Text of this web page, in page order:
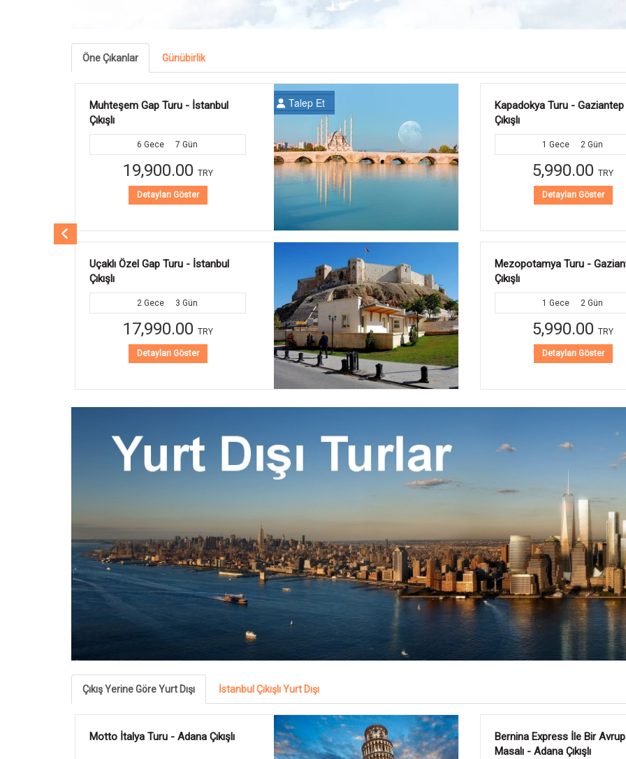
Öne Çıkanlar Günübirlik
Kapadokya Turu - Gaziantep
Çıkışlı
1 Gece 2 Gün
5,990.00 TRY
Detayları Göster
Mezopotamya Turu - Gaziantep
Çıkışlı
1 Gece 2 Gün
5,990.00 TRY
Detayları Göster
Büyük Gap Turu - Gaziantep
4 Gece 5 Gün
17,990.00TRY
Detayları Göster
Uçaklı İstanbul Turu -
Çıkışlı
2 Gece 3 Gün
19,990.00TRY
Detayları Göster
Çıkış Yerine Göre Yurt Dışı İstanbul Çıkışlı Yurt Dışı
Talep Et
Bernina Express İle Bir Avrupa
Adana Hareketli PGS ile
Ekspresi İle Buyuk Balkan 6